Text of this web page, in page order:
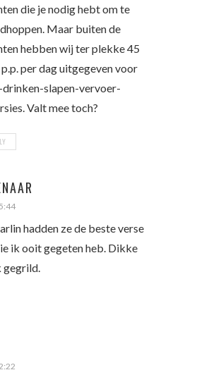
die je nodig hebt om te
Maar buiten de
hebben wij ter plekke 45
per dag uitgegeven voor
drinken-slapen-vervoer-
Valt mee toch?
hadden ze de beste verse
ik ooit gegeten heb. Dikke
gegrild.